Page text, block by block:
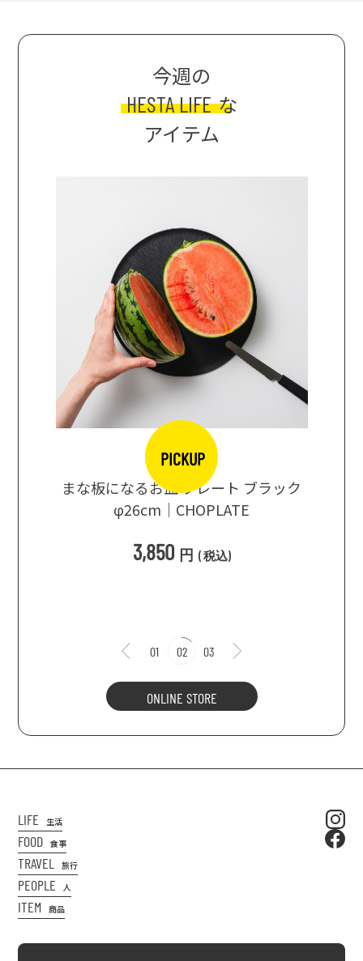
今週の
HESTA LIFE な
アイテム
PICKUP
まな板になるお皿 プレート ブラック
φ26cm｜CHOPLATE
3,850 円 (税込)
01 02 03
ONLINE STORE
LIFE 生活
FOOD 食事
TRAVEL 旅行
PEOPLE 人
ITEM 商品